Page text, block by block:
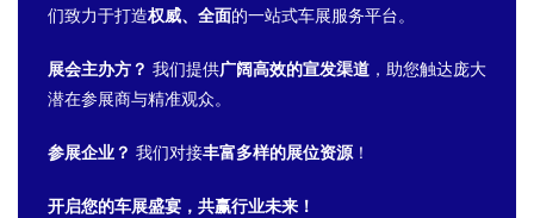
们致力于打造权威、全面的一站式车展服务平台。
展会主办方？ 我们提供广阔高效的宣发渠道 ，助您触达庞大
潜在参展商与精准观众。
参展企业？ 我们对接丰富多样的展位资源 ！
开启您的车展盛宴，共赢行业未来！